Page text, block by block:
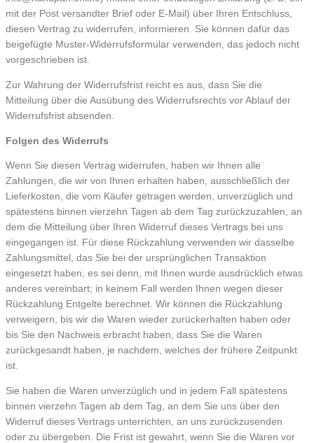
mit der Post versandter Brief oder E-Mail) über Ihren Entschluss,
diesen Vertrag zu widerrufen, informieren. Sie können dafür das
beigefügte Muster-Widerrufsformular verwenden, das jedoch nicht
vorgeschrieben ist.
Zur Wahrung der Widerrufsfrist reicht es aus, dass Sie die
Mitteilung über die Ausübung des Widerrufsrechts vor Ablauf der
Widerrufsfrist absenden.
Folgen des Widerrufs
Wenn Sie diesen Vertrag widerrufen, haben wir Ihnen alle
Zahlungen, die wir von Ihnen erhalten haben, ausschließlich der
Lieferkosten, die vom Käufer getragen werden, unverzüglich und
spätestens binnen vierzehn Tagen ab dem Tag zurückzuzahlen, an
dem die Mitteilung über Ihren Widerruf dieses Vertrags bei uns
eingegangen ist. Für diese Rückzahlung verwenden wir dasselbe
Zahlungsmittel, das Sie bei der ursprünglichen Transaktion
eingesetzt haben, es sei denn, mit Ihnen wurde ausdrücklich etwas
anderes vereinbart; in keinem Fall werden Ihnen wegen dieser
Rückzahlung Entgelte berechnet. Wir können die Rückzahlung
verweigern, bis wir die Waren wieder zurückerhalten haben oder
bis Sie den Nachweis erbracht haben, dass Sie die Waren
zurückgesandt haben, je nachdem, welches der frühere Zeitpunkt
ist.
Sie haben die Waren unverzüglich und in jedem Fall spätestens
binnen vierzehn Tagen ab dem Tag, an dem Sie uns über den
Widerruf dieses Vertrags unterrichten, an uns zurückzusenden
oder zu übergeben. Die Frist ist gewahrt, wenn Sie die Waren vor